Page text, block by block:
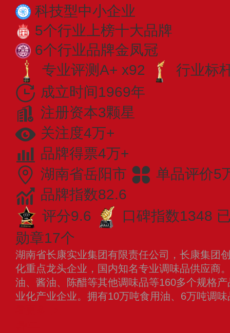
科技型中小企业
5个行业上榜十大品牌
6个行业品牌金凤冠
专业评测A+ x92
行业标
成立时间1969年
注册资本3颗星
关注度4万+
品牌得票4万+
湖南省岳阳市
单品评价5
品牌指数82.6
评分9.6
口碑指数1348
勋章17个
湖南省长康实业集团有限责任公司，长康集团
化重点龙头企业，国内知名专业调味品供应商
油、酱油、陈醋等其他调味品等160多个规格
业化产业企业。拥有10万吨食用油、6万吨调